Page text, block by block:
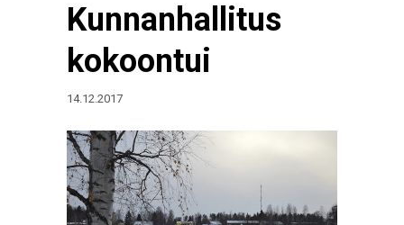
Kunnanhallitus
kokoontui
14.12.2017